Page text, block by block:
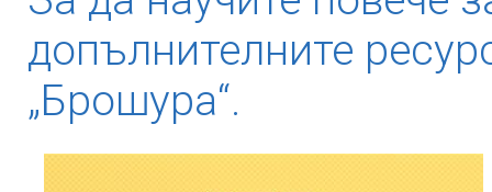
допълнителните
„Брошура“.